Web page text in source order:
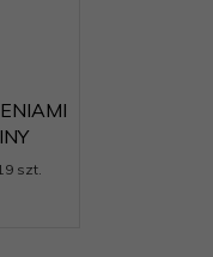
szt.